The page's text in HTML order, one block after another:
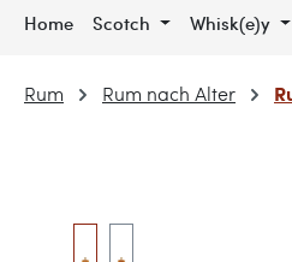
Home Scotch Whisk(e)y
Rum Rum nach Alter